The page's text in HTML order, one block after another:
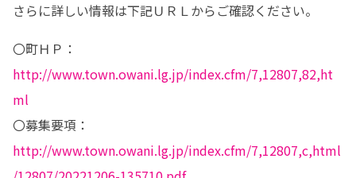
さらに詳しい情報は下記ＵＲＬからご確認ください。
〇町ＨＰ：
http://www.town.owani.lg.jp/index.cfm/7,12807,82,ht
ml
〇募集要項：
http://www.town.owani.lg.jp/index.cfm/7,12807,c,html